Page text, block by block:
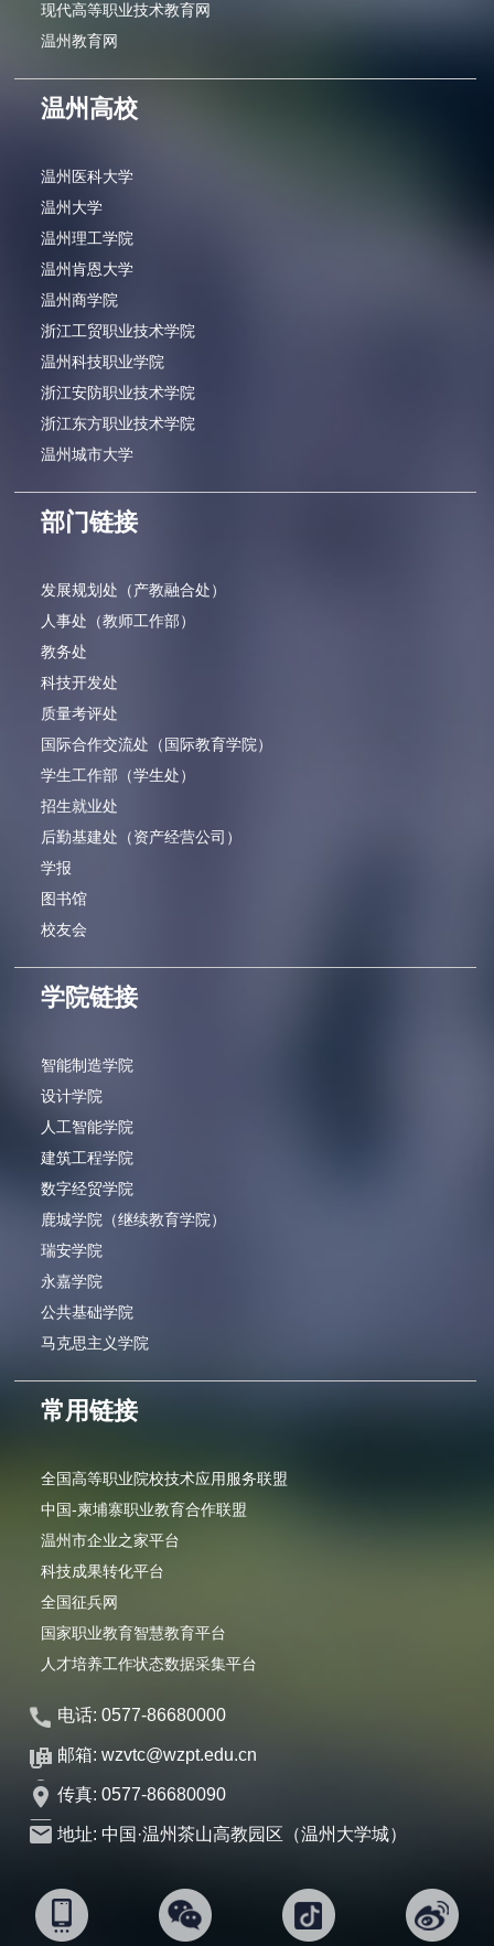
现代高等职业技术教育网
温州教育网
温州高校
温州医科大学
温州大学
温州理工学院
温州肯恩大学
温州商学院
浙江工贸职业技术学院
温州科技职业学院
浙江安防职业技术学院
浙江东方职业技术学院
温州城市大学
部门链接
发展规划处（产教融合处）
人事处（教师工作部）
教务处
科技开发处
质量考评处
国际合作交流处（国际教育学院）
学生工作部（学生处）
招生就业处
后勤基建处（资产经营公司）
学报
图书馆
校友会
学院链接
智能制造学院
设计学院
人工智能学院
建筑工程学院
数字经贸学院
鹿城学院（继续教育学院）
瑞安学院
永嘉学院
公共基础学院
马克思主义学院
常用链接
全国高等职业院校技术应用服务联盟
中国-柬埔寨职业教育合作联盟
温州市企业之家平台
科技成果转化平台
全国征兵网
国家职业教育智慧教育平台
人才培养工作状态数据采集平台
电话: 0577-86680000
邮箱: wzvtc@wzpt.edu.cn
传真: 0577-86680090
地址: 中国·温州茶山高教园区（温州大学城）